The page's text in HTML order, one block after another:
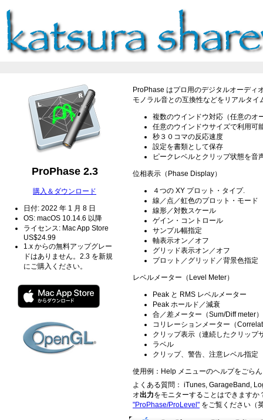
ProPhase 2.3
購入＆ダウンロード
日付: 2022 年 1 月 8 日
OS: macOS 10.14.6 以降
ライセンス: Mac App Store
US$24.99
1.x からの無料アップグレー
ドはありません。2.3 を新規
にご購入ください。
ProPhase はプロ用のデジタルオーディ
モノラル音との互換性などをリアルタイ
複数のウインドウ対応（任意のオ
任意のウインドウサイズで利用可
秒３０コマの反応速度
設定を書類として保存
ピークレベルとクリップ状態を音
位相表示（Phase Display）
４つの XY プロット・タイプ.
線／点／虹色のプロット・モード
線形／対数スケール
ゲイン・コントロール
サンプル幅指定
軸表示オン／オフ
グリッド表示オン／オフ
プロット／グリッド／背景色指定
レベルメーター（Level Meter）
Peak と RMS レベルメーター
Peak ホールド／減衰
合／差メーター（Sum/Diff meter）
コリレーションメーター（
クリップ表示（連続したクリップ
ラベル
クリップ、警告、注意レベル指定
使用例：Help メニューのヘルプをごら
よくある質問： iTunes, GarageBand,
オ出力をモニターすることはできます
"ProPhase/ProLevel" をご覧ください（